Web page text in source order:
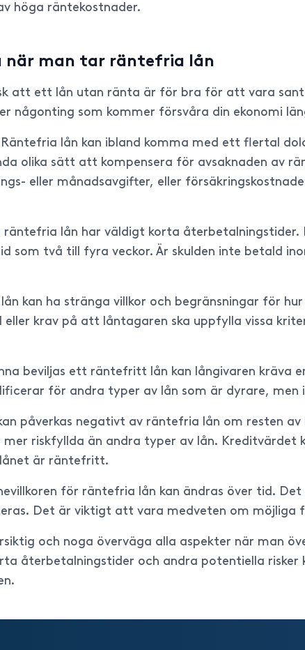
höga räntekostnader.
när man tar räntefria lån
att ett lån utan ränta är för bra för att vara
någonting som kommer försvåra din ekonomi
lån kan ibland komma med ett flertal
olika sätt att kompensera för avsaknaden av
eller månadsavgifter, eller
lån har väldigt korta
som två till fyra veckor. Är skulden inte betald
kan ha stränga villkor och begränsningar för
eller krav på att låntagaren ska uppfylla vissa
beviljas ett räntefritt lån kan långivaren kräva
för andra typer av lån som är dyrare,
påverkas negativt av räntefria lån om resten
riskfyllda än andra typer av lån. Kreditvärdet
lånet är räntefritt.
för räntefria lån kan ändras över tid.
Det är viktigt att vara medveten om möjliga
och noga överväga alla aspekter när man
återbetalningstider och andra potentiella